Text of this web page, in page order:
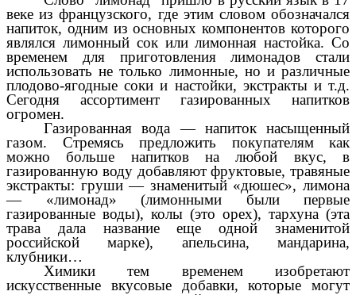
веке из французского, где этим словом обозначался
напиток, одним из основных компонентов которого
являлся лимонный сок или лимонная настойка. Со
временем для приготовления лимонадов стали
использовать не только лимонные, но и различные
плодово-ягодные соки и настойки, экстракты и т.д.
Сегодня ассортимент газированных напитков
огромен.
Газированная вода — напиток насыщенный
газом. Стремясь предложить покупателям как
можно больше напитков на любой вкус, в
газированную воду добавляют фруктовые, травяные
экстракты: груши — знаменитый «дюшес», лимона
— «лимонад» (лимонными были первые
газированные воды), колы (это орех), тархуна (эта
трава дала название еще одной знаменитой
российской марке), апельсина, мандарина,
клубники…
Химики тем временем изобретают
искусственные вкусовые добавки, которые могут